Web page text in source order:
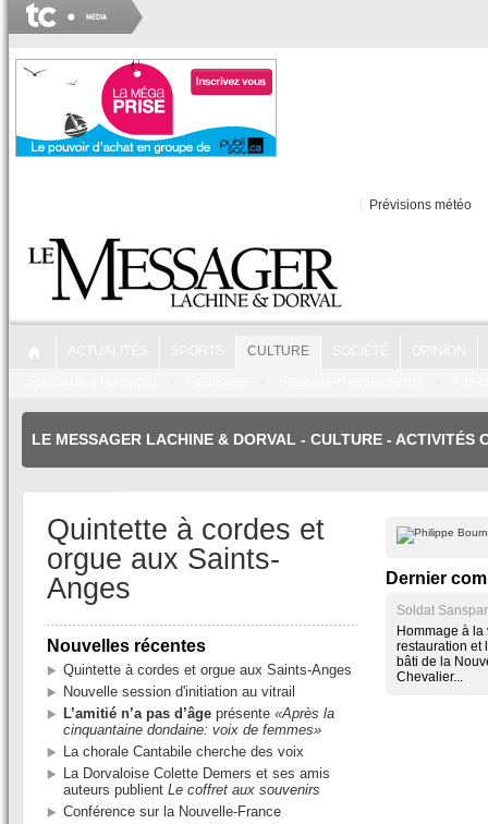
Prévisions météo
CULTURE
LE MESSAGER LACHINE & DORVAL - CULTURE - ACTIVITÉS
Quintette à cordes et
orgue aux Saints-
Anges
Nouvelles récentes
Quintette à cordes et orgue aux Saints-Anges
Nouvelle session d'initiation au vitrail
L’amitié n’a pas d’âge présente «Après la
cinquantaine dondaine: voix de femmes»
La chorale Cantabile cherche des voix
La Dorvaloise Colette Demers et ses amis
auteurs publient Le coffret aux souvenirs
Conférence sur la Nouvelle-France
Dernier
Soldat
Hommage à
restauration et
bâti de la
Chevalier...